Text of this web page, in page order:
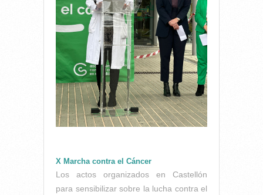
X Marcha contra el Cáncer
Los actos organizados en Castellón
para sensibilizar sobre la lucha contra el